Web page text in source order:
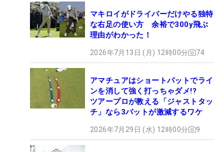
マキロイがドライバーだけやる独特
な右足の使い方 余裕で300y飛ぶ
理由がわかった！
2026年7月13日 (月) 12時00分 74
アマチュアはショートパットでライ
ンを消して強く打っちゃダメ!?
ツアープロが教える「ジャストタッ
チ」なら3パットが激減するワケ
2026年7月29日 (水) 12時00分 9